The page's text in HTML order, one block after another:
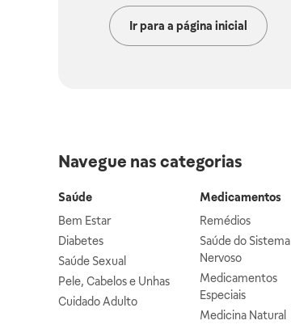
Ir para a página inicial
Navegue nas categorias
Saúde
Bem Estar
Diabetes
Saúde Sexual
Pele, Cabelos e Unhas
Cuidado Adulto
Medicamentos
Remédios
Saúde do Sistema
Nervoso
Medicamentos
Especiais
Medicina Natural